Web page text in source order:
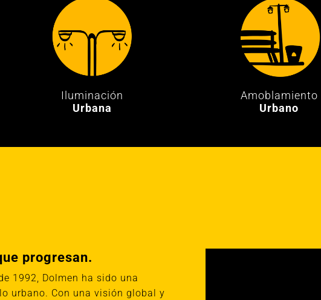
Iluminación
Urbana
Amoblamiento
Urbano
progresan.
1992, Dolmen ha sido una
urbano. Con una visión global y